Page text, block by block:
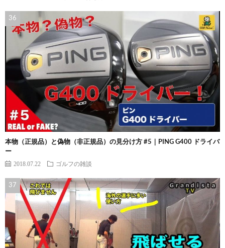
本物（正規品）と偽物（非正規品）の見分け方 #5｜PING G400 ドライバ
ー
2018.07.22 ゴルフの雑談